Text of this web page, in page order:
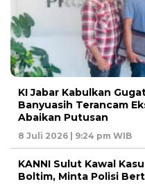
KI Jabar Kabulkan
Banyuasih Terancam
Abaikan Putusan
8 Juli 2026 | 9:24 pm WIB
KANNI Sulut Kawal
Boltim, Minta Polisi